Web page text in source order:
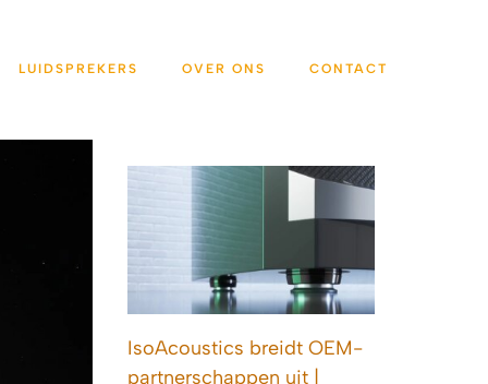
LUIDSPREKERS OVER ONS CONTACT
IsoAcoustics breidt OEM-
partnerschappen uit |